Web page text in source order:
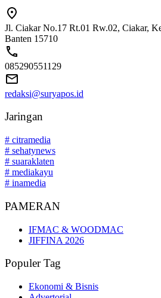
Jl. Ciakar No.17 Rt.01 Rw.02, Ciakar,
Banten 15710
085290551129
redaksi@suryapos.id
Jaringan
# citramedia
# sehatynews
# suaraklaten
# mediakayu
# inamedia
PAMERAN
IFMAC & WOODMAC
JIFFINA 2026
Populer Tag
Ekonomi & Bisnis